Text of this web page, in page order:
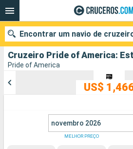
Pride of America
US$
novembro 2026
MELHOR PREÇO
Encontrar um navio de